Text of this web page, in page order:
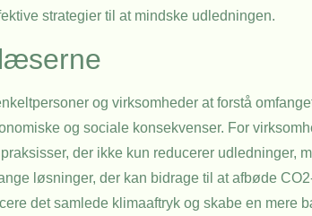
strategier til at mindske udledningen.
og virksomheder at forstå
og sociale konsekvenser. For
der ikke kun reducerer udledninger,
løsninger, der kan bidrage til at afbøde
det samlede klimaaftryk og skabe en mere